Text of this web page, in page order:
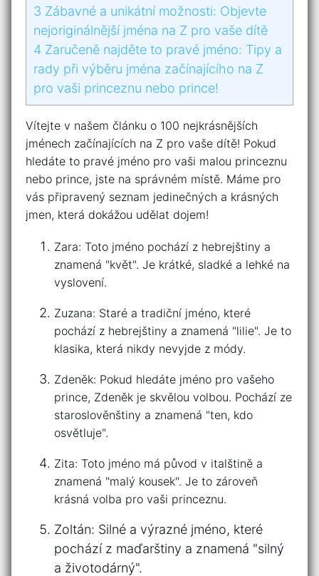
3 Zábavné a unikátní možnosti: Objevte
nejoriginálnější jména na Z pro⁤ vaše ​dítě
4 Zaručeně najděte​ to pravé jméno: Tipy ‌a
rady při výběru jména začínajícího na ⁣Z
⁣pro vaši ⁤princeznu nebo‍ prince!
Vítejte v našem článku⁢ o 100 nejkrásnějších
jménech začínajících na Z ⁤pro vaše dítě! Pokud
hledáte to pravé jméno pro vaši malou princeznu
nebo prince, jste na správném ⁤místě. Máme pro
vás připravený seznam jedinečných a⁣ krásných
jmen, která dokážou udělat⁤ dojem!
Zara: Toto jméno​ pochází⁤ z hebrejštiny a
znamená "květ". Je krátké, ​sladké ⁤a lehké na
vyslovení.
Zuzana: Staré a tradiční jméno, které
pochází z hebrejštiny a znamená "lilie". Je to
‍klasika, která nikdy nevyjde z módy.
Zdeněk: Pokud ​hledáte jméno pro‌ vašeho
prince, Zdeněk je skvělou volbou. Pochází ze
⁢staroslověnštiny a znamená "ten, ⁣kdo
osvětluje".
Zita: Toto jméno má původ v italštině a
znamená⁣ "malý kousek". Je to zároveň
krásná⁣ volba pro vaši princeznu.
Zoltán: Silné a výrazné jméno, které
pochází z maďarštiny a znamená "silný
⁣a životodárný".